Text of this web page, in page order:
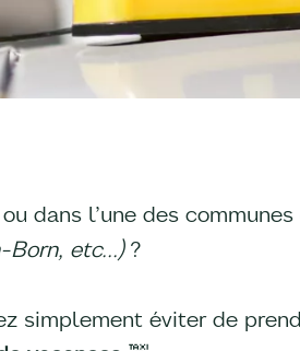
dans l’une des
etc...)?
simplement éviter de